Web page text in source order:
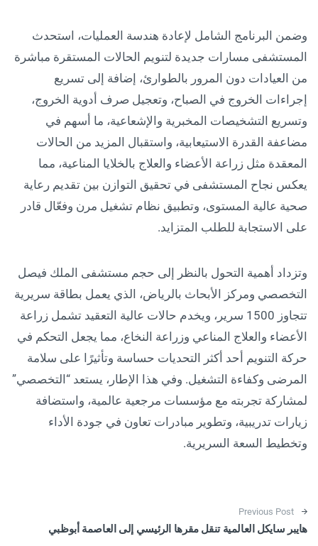
وضمن البرنامج الشامل لإعادة هندسة العمليات، استحدث
المستشفى مسارات جديدة لتنويم الحالات المستقرة مباشرة
من العيادات دون المرور بالطوارئ، إضافة إلى تسريع
إجراءات الخروج في الصباح، وتعجيل صرف أدوية الخروج،
وتسريع التشخيصات المخبرية والإشعاعية، ما أسهم في
مضاعفة القدرة الاستيعابية، واستقبال المزيد من الحالات
المعقدة مثل زراعة الأعضاء والعلاج بالخلايا المناعية، مما
يعكس نجاح المستشفى في تحقيق التوازن بين تقديم رعاية
صحية عالية المستوى، وتطبيق نظام تشغيل مرن وفعّال قادر
على الاستجابة للطلب المتزايد.
وتزداد أهمية التحول بالنظر إلى حجم مستشفى الملك فيصل
التخصصي ومركز الأبحاث بالرياض، الذي يعمل بطاقة سريرية
تتجاوز 1500 سرير، ويخدم حالات عالية التعقيد تشمل زراعة
الأعضاء والعلاج المناعي وزراعة النخاع، مما يجعل التحكم في
حركة التنويم أحد أكثر التحديات حساسة وتأثيرًا على سلامة
المرضى وكفاءة التشغيل. وفي هذا الإطار، يستعد “التخصصي”
لمشاركة تجربته مع مؤسسات مرجعية عالمية، واستضافة
زيارات تدريبية، وتطوير مبادرات تعاون في جودة الأداء
وتخطيط السعة السريرية.
Post navigation
Previous Post
هايبر سايكل العالمية تنقل مقرها الرئيسي إلى العاصمة أبوظبي